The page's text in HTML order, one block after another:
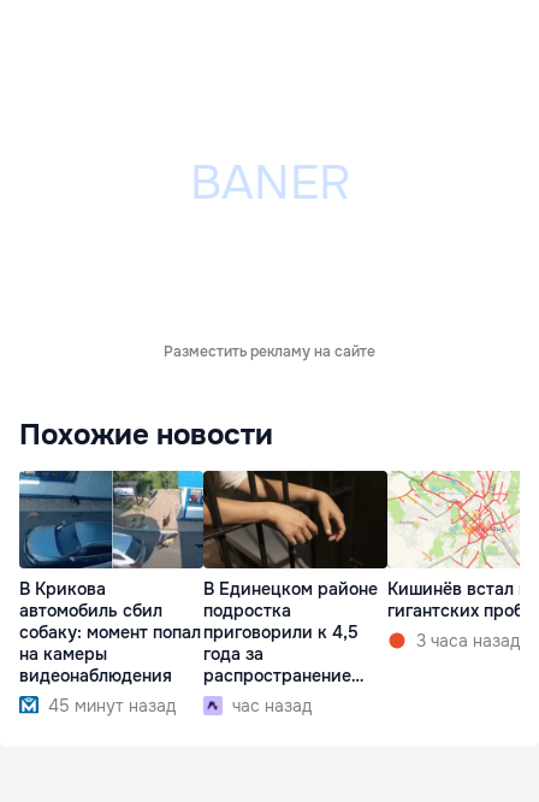
Разместить рекламу на сайте
Похожие новости
В Крикова
автомобиль сбил
собаку: момент попал
на камеры
видеонаблюдения
45 минут назад
В Единецком районе
подростка
приговорили к 4,5
года за
распространение
наркотиков
час назад
Кишинёв встал в
гигантских
3 часа назад